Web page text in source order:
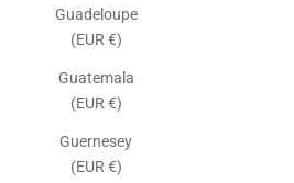
Guadeloupe
(EUR €)
Guatemala
(EUR €)
Guernesey
(EUR €)